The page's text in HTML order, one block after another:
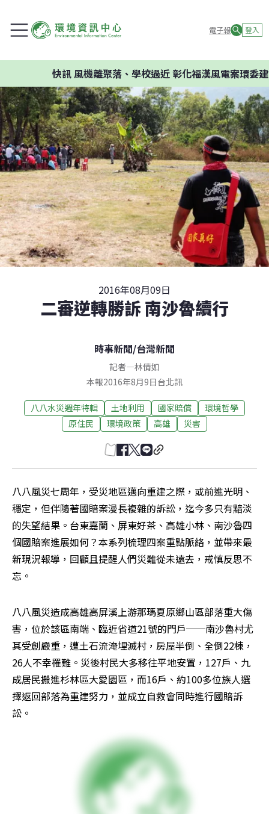
電子報 登入
風機離聚落、學校過近 彰化福漢風電案環委建議不應
2016年08月09日
二審逆轉勝訴 南沙魯續行
時事新聞/台灣新聞
記者—林倩如
本報2016年8月9日台北訊
八八水災週年特輯 土地利用 國家賠償
環境哲學
原住民
環境政策 高雄 災害
八八風災七周年，受災地區邁向重建之際，或前進光明、
穩定，但伴隨著國賠案漫長複雜的訴訟，迄今多只有黯淡
的失望結果。台東嘉蘭、屏東好茶、高雄小林、南沙魯四
個國賠案進展如何？本系列梳理四案重點脈絡，並帶來最
新現況報導，回顧且提醒人們災難從未遠去，戒慎反思不
忘。
八八風災造成高雄高屏溪上游那瑪夏原鄉山區部落重大傷
害，位於該區南端、臨近省道21號的門戶──南沙魯村尤
其受創嚴重，遭土石流淹埋滅村，房屋半倒、全倒22棟，
26人不幸罹難。災後村民大多移往平地安置，127戶、九
成居民搬進杉林區大愛園區，而16戶、約100多位族人選
擇返回部落為重建努力，並成立自救會同時進行國賠訴
訟。